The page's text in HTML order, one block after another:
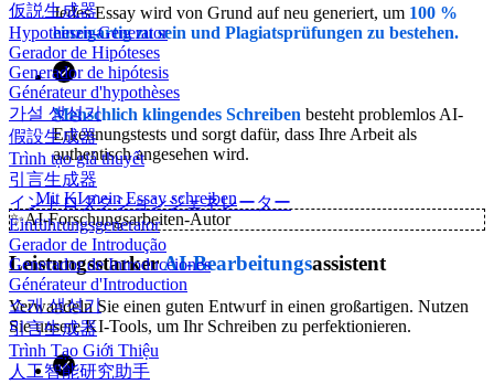
仮説生成器
Hypothesen-Generator
Gerador de Hipóteses
Generador de hipótesis
Générateur d'hypothèses
가설 생성기
假設生成器
Trình tạo giả thuyết
引言生成器
イントロダクションジェネレーター
Einführungsgenerator
Gerador de Introdução
Generador de Introducciones
Générateur d'Introduction
소개 생성기
引言生成器
Trình Tạo Giới Thiệu
人工智能研究助手
Jedes Essay wird von Grund auf neu generiert, um 100 %
einzigartig zu sein und Plagiatsprüfungen zu bestehen.
Menschlich klingendes Schreiben besteht problemlos AI-
Erkennungstests und sorgt dafür, dass Ihre Arbeit als
authentisch angesehen wird.
Mit KI mein Essay schreiben
✨AI-Forschungsarbeiten-Autor
LeistungsstarkerAI-Bearbeitungsassistent
Verwandeln Sie einen guten Entwurf in einen großartigen. Nutzen
Sie unsere KI-Tools, um Ihr Schreiben zu perfektionieren.